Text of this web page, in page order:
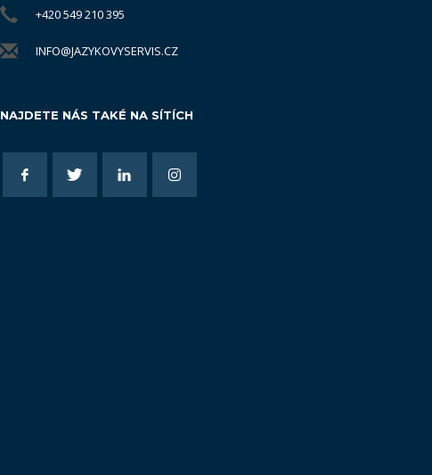
+420 549 210 395
INFO@JAZYKOVYSERVIS.CZ
NAJDETE NÁS TAKÉ NA SÍTÍCH